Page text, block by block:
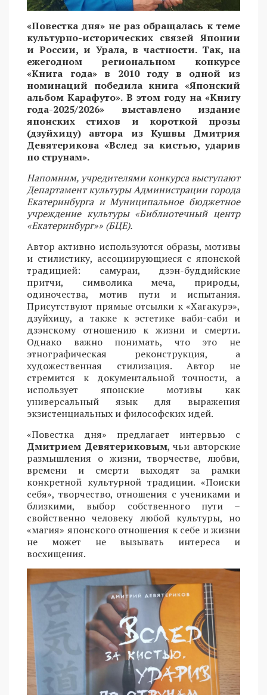
«Повестка дня» не раз обращалась к теме
культурно-исторических связей Японии
и России, и Урала, в частности. Так, на
ежегодном региональном конкурсе
«Книга года» в 2010 году в одной из
номинаций победила книга «Японский
альбом Карафуто». В этом году на «Книгу
года-2025/2026» выставлено издание
японских стихов и короткой прозы
(дзуйхицу) автора из Кушвы Дмитрия
Девятерикова «Вслед за кистью, ударив
по струнам».
Напомним, учредителями конкурса выступают
Департамент культуры Администрации города
Екатеринбурга и Муниципальное бюджетное
учреждение культуры «Библиотечный центр
«Екатеринбург»» (БЦЕ).
Автор активно используются образы, мотивы
и стилистику, ассоциирующиеся с японской
традицией: самураи, дзэн-буддийские
притчи, символика меча, природы,
одиночества, мотив пути и испытания.
Присутствуют прямые отсылки к «Хагакурэ»,
дзуйхицу, а также к эстетике ваби-саби и
дзэнскому отношению к жизни и смерти.
Однако важно понимать, что это не
этнографическая реконструкция, а
художественная стилизация. Автор не
стремится к документальной точности, а
использует японские мотивы как
универсальный язык для выражения
экзистенциальных и философских идей.
«Повестка дня» предлагает интервью с
Дмитрием Девятериковым, чьи авторские
размышления о жизни, творчестве, любви,
времени и смерти выходят за рамки
конкретной культурной традиции. «Поиски
себя», творчество, отношения с учениками и
близкими, выбор собственного пути –
свойственно человеку любой культуры, но
«магия» японского отношения к себе и жизни
не может не вызывать интереса и
восхищения.